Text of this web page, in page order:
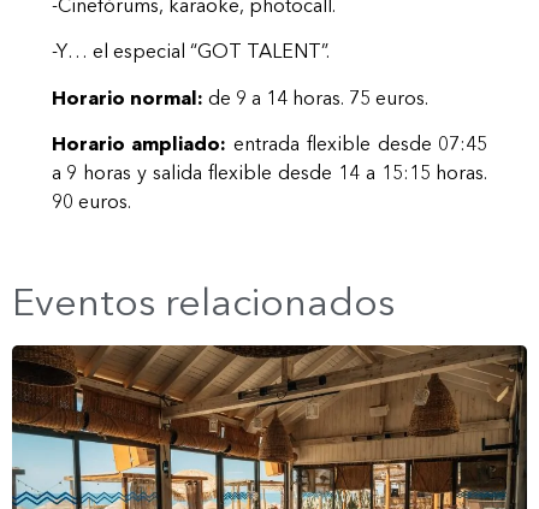
-Y… el especial “GOT TALENT”.
Horario normal: de 9 a 14 horas. 75 euros.
Horario ampliado:entrada flexible desde 07:45
a 9 horas y salida flexible desde 14 a 15:15 horas.
90 euros.
Eventos relacionados